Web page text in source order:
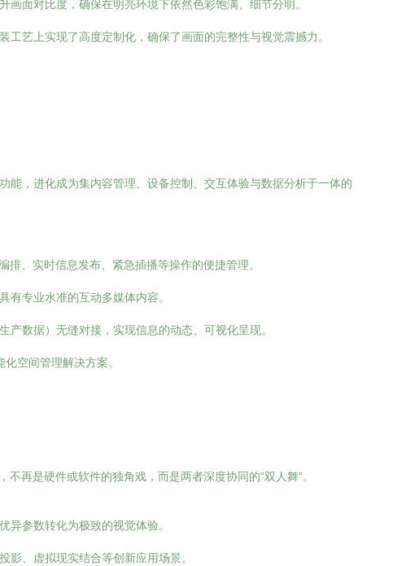
面对比度，确保在明亮环境下依然色彩饱满、细节分明。
艺上实现了高度定制化，确保了画面的完整性与视觉震撼力。
能，进化成为集内容管理、设备控制、交互体验与数据分析于一体的
、实时信息发布、紧急插播等操作的便捷管理。
有专业水准的互动多媒体内容。
数据）无缝对接，实现信息的动态、可视化呈现。
空间管理解决方案。
再是硬件或软件的独角戏，而是两者深度协同的“双人舞”。
参数转化为极致的视觉体验。
影、虚拟现实结合等创新应用场景。